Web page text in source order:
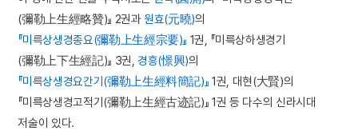
(彌勒上生經略贊)』 2권과 원효(元曉)의
『미륵상생경종요(彌勒上生經宗要)』 1권, 『미륵상하생경기
(彌勒上下生經記)』 3권,경흥(憬興)의
『미륵상생경요간기(彌勒上生經料簡記)』 1권, 대현(大賢)의
『미륵상생경고적기(彌勒上生經古迹記)』 1권 등 다수의 신라시대
저술이 있다.